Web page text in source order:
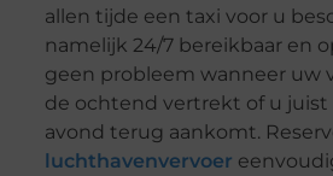
allen tijde een taxi voor u
namelijk 24/7 bereikbaar en
geen probleem wanneer uw
de ochtend vertrekt of u juist
avond terug aankomt.
luchthavenvervoer